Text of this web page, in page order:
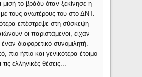
το βράδυ όταν ξεκίνησε η
τους ανωτέρους του στο ΔΝΤ.
επέστρεψε στη σύσκεψη
οι παριστάμενοι, είχαν
διαφορετικό συνομιλητή.
πιο ήπιο και γενικότερα έτοιμο
ελληνικές θέσεις...